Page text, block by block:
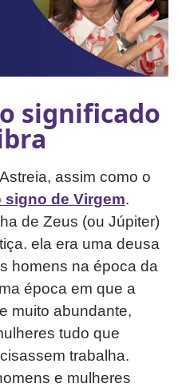
significado
assim como o
de Virgem.
de Zeus (ou Júpiter)
ela era uma deusa
homens na época da
época em que a
muito abundante,
tudo que
trabalha.
e mulheres